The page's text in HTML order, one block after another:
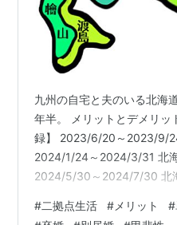
九州の自宅と夫のいる北海
年半。 メリットとデメリッ
録】 2023/6/20～2023/9/
2024/1/24～2024/3/31 北
2024/5/30～2024/7/30 北
しつらえや設備、生活様式
#二拠点生活 # メリット #